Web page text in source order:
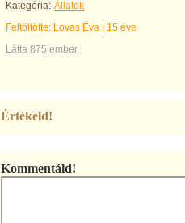
Kategória: Állatok
Feltöltötte: Lovas Éva
15 éve
Látta 875 ember.
Értékeld!
Kommentáld!